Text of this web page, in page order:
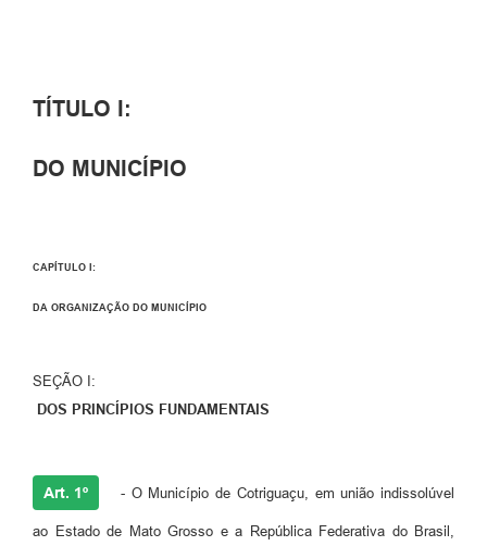
TÍTULO I:
DO MUNICÍPIO
CAPÍTULO I:
DA ORGANIZAÇÃO DO MUNICÍPIO
SEÇÃO I:
DOS PRINCÍPIOS FUNDAMENTAIS
Art. 1º - O Município de Cotriguaçu, em união indissolúvel
ao Estado de Mato Grosso e a República Federativa do Brasil,